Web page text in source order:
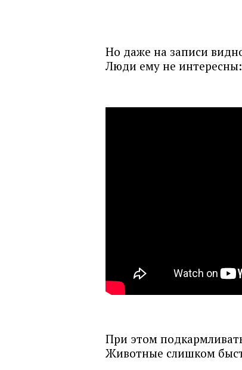
Но даже на записи
Люди ему не интересны:
При этом
Животные слишком